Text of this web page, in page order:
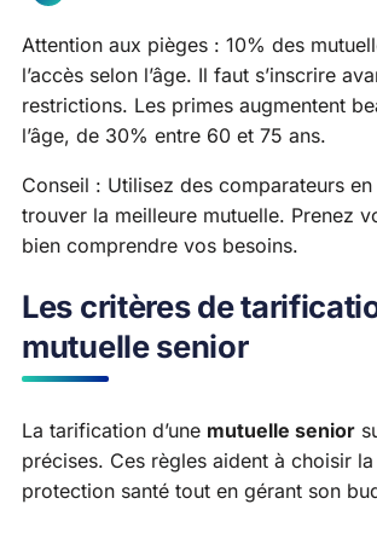
Attention aux pièges : 10% des
l’accès selon l’âge. Il faut s’inscrire
restrictions. Les primes augmentent
l’âge, de 30% entre 60 et 75 ans.
Conseil : Utilisez des comparateurs
trouver la meilleure mutuelle. Prenez
bien comprendre vos besoins.
Les critères de
mutuelle senior
La tarification d’une mutuelle senior
précises. Ces règles aident à choisir
protection santé tout en gérant son